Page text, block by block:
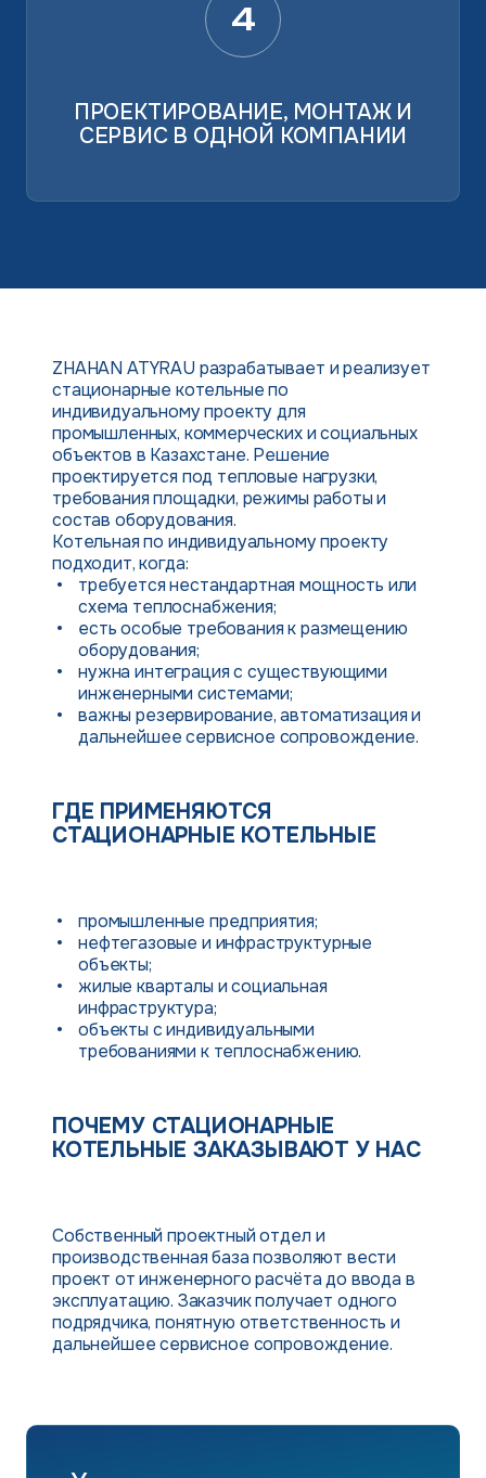
4
ПРОЕКТИРОВАНИЕ, МОНТАЖ И
СЕРВИС В ОДНОЙ КОМПАНИИ
ZHAHAN ATYRAU разрабатывает и реализует
стационарные котельные по
индивидуальному проекту для
промышленных, коммерческих и социальных
объектов в Казахстане. Решение
проектируется под тепловые нагрузки,
требования площадки, режимы работы и
состав оборудования.
Котельная по индивидуальному проекту
подходит, когда:
требуется нестандартная мощность или
схема теплоснабжения;
есть особые требования к размещению
оборудования;
нужна интеграция с существующими
инженерными системами;
важны резервирование, автоматизация и
дальнейшее сервисное сопровождение.
ГДЕ ПРИМЕНЯЮТСЯ
СТАЦИОНАРНЫЕ КОТЕЛЬНЫЕ
промышленные предприятия;
нефтегазовые и инфраструктурные
объекты;
жилые кварталы и социальная
инфраструктура;
объекты с индивидуальными
требованиями к теплоснабжению.
ПОЧЕМУ СТАЦИОНАРНЫЕ
КОТЕЛЬНЫЕ ЗАКАЗЫВАЮТ У НАС
Собственный проектный отдел и
производственная база позволяют вести
проект от инженерного расчёта до ввода в
эксплуатацию. Заказчик получает одного
подрядчика, понятную ответственность и
дальнейшее сервисное сопровождение.